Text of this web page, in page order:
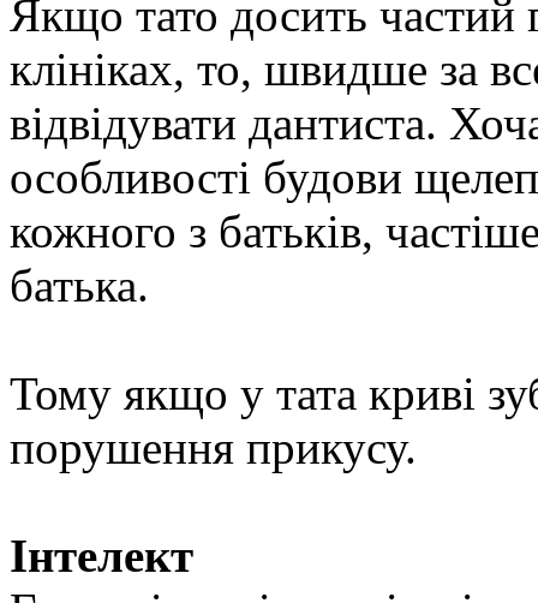
Якщо тато досить частий
клініках, то, швидше за
відвідувати дантиста.
особливості будови
кожного з батьків,
батька.
Тому якщо у тата криві
порушення прикусу.
Інтелект